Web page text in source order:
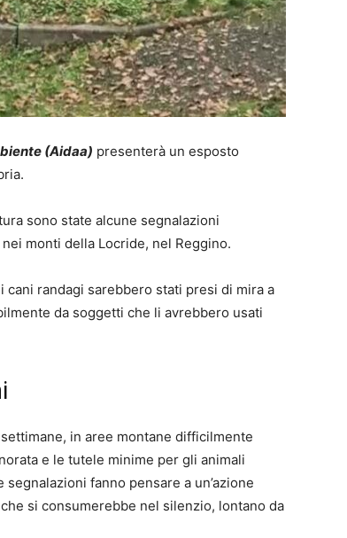
(Aidaa) presenterà un esposto
sono state alcune segnalazioni
monti della Locride, nel Reggino.
cani randagi sarebbero stati presi di mira a
da soggetti che li avrebbero usati
in aree montane difficilmente
e le tutele minime per gli animali
fanno pensare a un’azione
si consumerebbe nel silenzio, lontano da